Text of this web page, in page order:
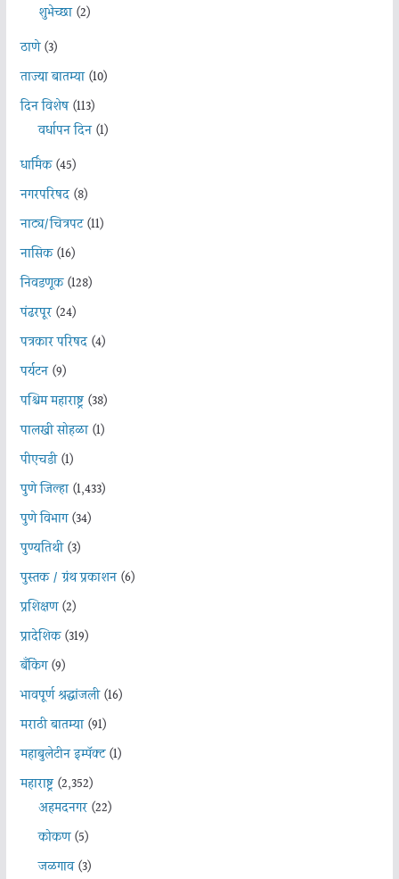
शुभेच्छा(2)
ठाणे(3)
ताज्या बातम्या(10)
दिन विशेष(113)
वर्धापन दिन(1)
धार्मिक(45)
नगरपरिषद(8)
नाट्य/चित्रपट(11)
नासिक(16)
निवडणूक(128)
पंढरपूर(24)
पत्रकार परिषद(4)
पर्यटन(9)
पश्चिम महाराष्ट्र(38)
पालखी सोहळा(1)
पीएचडी(1)
पुणे जिल्हा(1,433)
पुणे विभाग(34)
पुण्यतिथी(3)
पुस्तक / ग्रंथ प्रकाशन(6)
प्रशिक्षण(2)
प्रादेशिक(319)
बँकिंग(9)
भावपूर्ण श्रद्धांजली(16)
मराठी बातम्या(91)
महाबुलेटीन इम्पॅक्ट(1)
महाराष्ट्र(2,352)
अहमदनगर(22)
कोकण(5)
जळगाव(3)